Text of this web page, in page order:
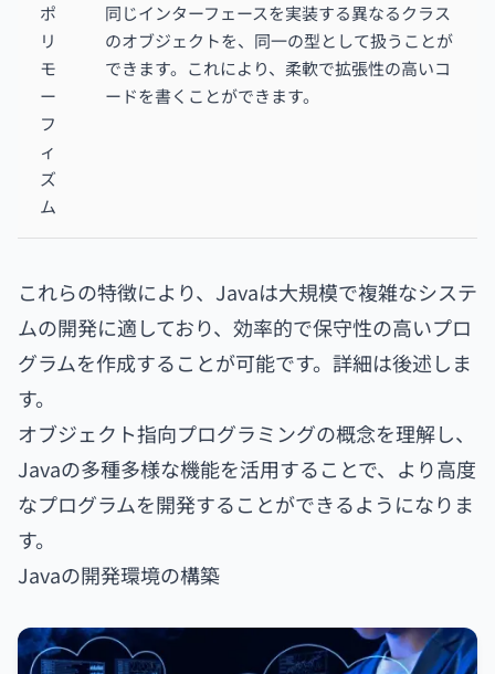
ポ
リ
モ
ー
フ
ィ
ズ
ム
同じインターフェースを実装する異なるクラス
のオブジェクトを、同一の型として扱うことが
できます。これにより、柔軟で拡張性の高いコ
ードを書くことができます。
これらの特徴により、 Javaは大規模で複雑なシステ
ムの開発に適しており、効率的で保守性の高いプロ
グラムを作成することが可能です。 詳細は後述しま
す。
オブジェクト指向プログラミングの概念を理解し、
Javaの多種多様な機能を活用することで、より高度
なプログラムを開発することができるようになりま
す。
Javaの開発環境の構築